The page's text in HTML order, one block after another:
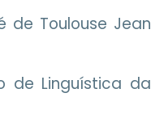
de Toulouse Jean
de Linguística da